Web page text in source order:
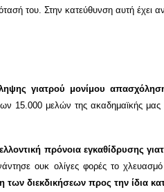
του. Στην κατεύθυνση αυτή έχει
γιατρού μονίμου
15.000 μελών της ακαδημαϊκής
πρόνοια εγκαθίδρυσης
ουκ ολίγες φορές το
των διεκδικήσεων προς την ίδια